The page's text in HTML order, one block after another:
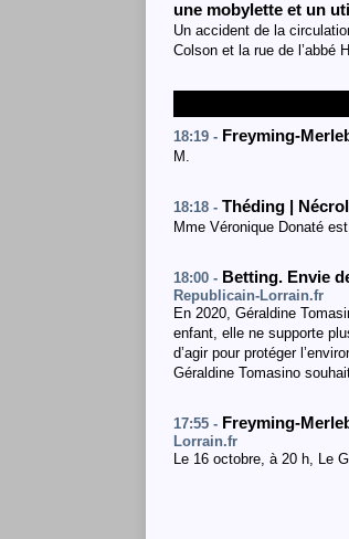
une mobylette et un
Un accident de la
Colson et la rue de l’abbé
18:19 - Freyming-
M.
18:18 - Théding |
Mme Véronique Donaté
18:00 - Betting. Envie
Republicain-Lorrain.fr
En 2020, Géraldine
enfant, elle ne supporte
d’agir pour protéger
Géraldine Tomasino
17:55 - Freyming-
Lorrain.fr
Le 16 octobre, à 20 h, Le